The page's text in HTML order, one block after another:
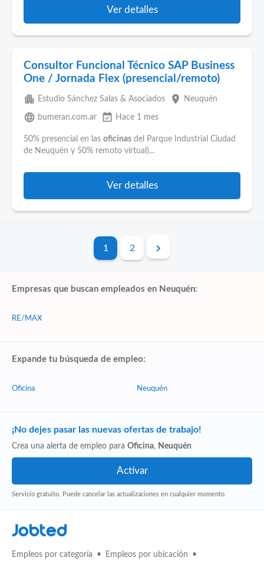
Ver detalles
Consultor Funcional Técnico SAP Business
One / Jornada Flex (presencial/remoto)
apartment Estudio Sánchez Salas & Asociados place Neuquén
language bumeran.com.ar event_available Hace 1 mes
50% presencial en las oficinas del Parque Industrial Ciudad
de Neuquén y 50% remoto virtual)...
Ver detalles
1 2
Empresas que buscan empleados en Neuquén:
RE/MAX
Expande tu búsqueda de empleo:
Oficina Neuquén
¡No dejes pasar las nuevas ofertas de trabajo!
Crea una alerta de empleo para Oficina, Neuquén
Servicio gratuito. Puede cancelar las actualizaciones en cualquier momento
Jobted
Empleos por categoría Empleos por ubicación